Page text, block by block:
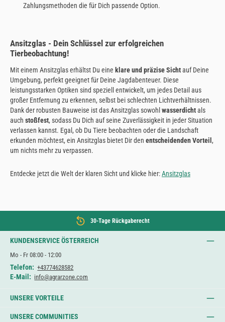
Zahlungsmethoden die für Dich passende Option.
Ansitzglas - Dein Schlüssel zur erfolgreichen
Tierbeobachtung!
Mit einem Ansitzglas erhältst Du eine klare und präzise Sichtauf Deine
Umgebung, perfekt geeignet für Deine Jagdabenteuer. Diese
leistungsstarken Optiken sind speziell entwickelt, um jedes Detail aus
großer Entfernung zu erkennen, selbst bei schlechten Lichtverhältnissen.
Dank der robusten Bauweise ist das Ansitzglas sowohl wasserdichtals
auch stoßfest, sodass Du Dich auf seine Zuverlässigkeit in jeder Situation
verlassen kannst. Egal, ob Du Tiere beobachten oder die Landschaft
erkunden möchtest, ein Ansitzglas bietet Dir den entscheidenden Vorteil ,
um nichts mehr zu verpassen.
Entdecke jetzt die Welt der klaren Sicht und klicke hier:Ansitzglas
30-Tage Rückgaberecht
KUNDENSERVICE ÖSTERREICH
Mo - Fr 08:00 - 12:00
Telefon: +43774628582
E-Mail: info@agrarzone.com
UNSERE VORTEILE
UNSERE COMMUNITIES